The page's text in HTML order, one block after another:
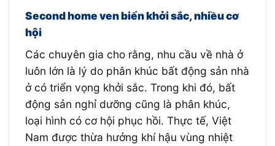
Second home ven biển khởi sắc, nhiều cơ
hội
Các chuyên gia cho rằng, nhu cầu về nhà ở
luôn lớn là lý do phân khúc bất động sản nhà
ở có triển vọng khởi sắc. Trong khi đó, bất
động sản nghỉ dưỡng cũng là phân khúc,
loại hình có cơ hội phục hồi. Thực tế, Việt
Nam được thừa hưởng khí hậu vùng nhiệt